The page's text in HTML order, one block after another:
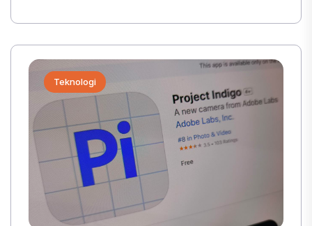
Teknologi